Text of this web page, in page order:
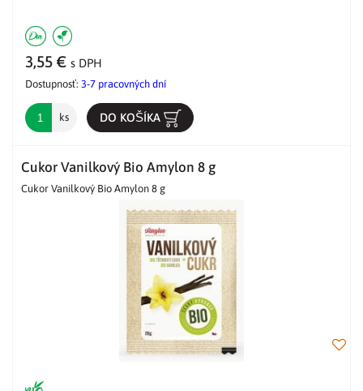
3,55 € s DPH
Dostupnosť: 3-7 pracovných dní
ks DO KOŠÍKA
Cukor Vanilkový Bio Amylon 8 g
Cukor Vanilkový Bio Amylon 8 g